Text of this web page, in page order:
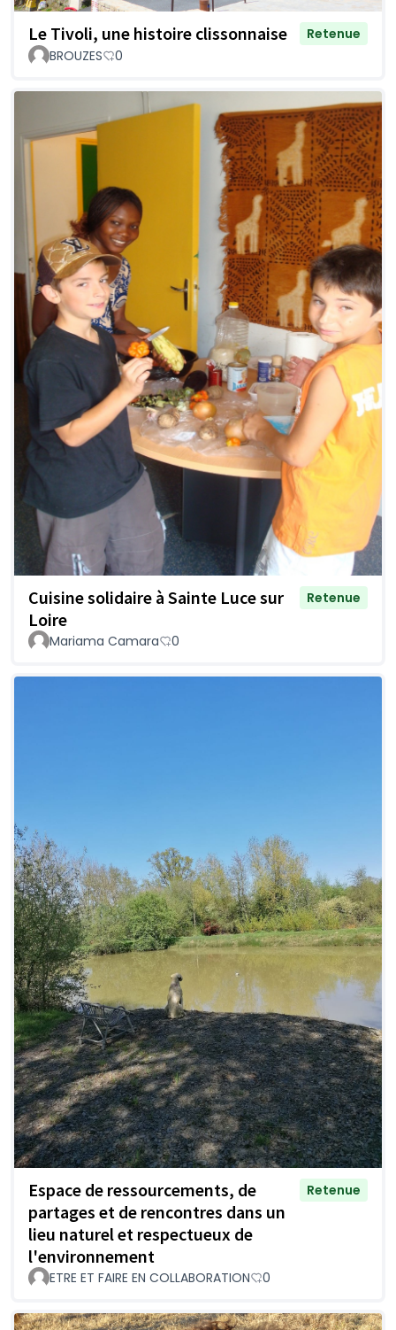
Le Tivoli, une histoire clissonnaise
Retenue
BROUZES
0
Cuisine solidaire à Sainte Luce sur
Loire
Retenue
Mariama Camara 0
Espace de ressourcements, de
partages et de rencontres dans un
lieu naturel et respectueux de
l'environnement
Retenue
ETRE ET FAIRE EN COLLABORATION 0